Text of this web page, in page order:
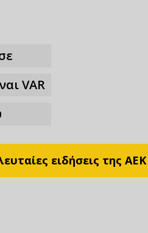
VAR
ειδήσεις της ΑΕΚ